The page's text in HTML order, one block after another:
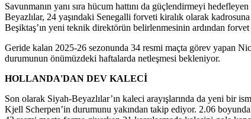
Savunmanın yanı sıra hücum hattını da güçlendirmeyi
Beyazlılar, 24 yaşındaki Senegalli forveti kiralık olarak
Beşiktaş’ın yeni teknik direktörün belirlenmesinin ardından
Geride kalan 2025-26 sezonunda 34 resmi maçta görev yapan
durumunun önümüzdeki haftalarda netleşmesi bekleniyor.
HOLLANDA'DAN DEV KALECİ
Son olarak Siyah-Beyazlılar’ın kaleci arayışlarında da yeni bir
Kjell Scherpen’in durumunu yakından takip ediyor. 2.06